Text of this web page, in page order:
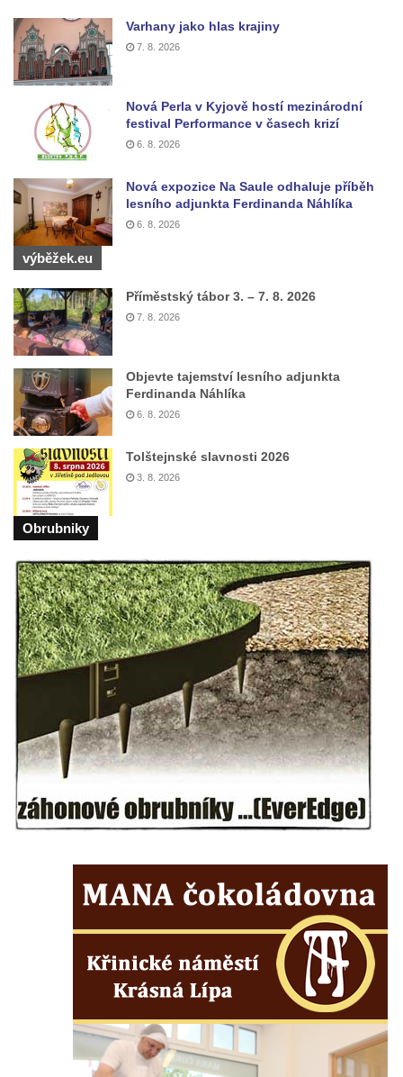
Kostel Božího Těla v Kraslicích
Kostel svaté Maří Magdalény v Karlových
Varech
Kaple Panny Marie pod hradem Přimda
Kaple Panny Marie v Kunčicích nad Labem
Hrobová kaple na hřbitově v Rychnově u
Jablonce nad Nisou
Márnice/hřbitovní kaple na hřbitově v
Rychnově u Jablonce nad Nisou
Výklenková kaple u rozcestí u domu čp. 42
Márnice na hřbitově v Krásné u Pěnčína
Výklenková kaple naproti domu čp. 34 v
Krásné u Pěnčína
Kostel svatého Josefa v Krásné u Pěnčína
Kostel Panny Marie Pomocné s Ivanitskou
poustevnou v Teplicích nad Metují
Hřbitovní kaple/márnice na hřbitově v
Teplicích nad Metují
Kostel svatého Vavřince v Teplicích nad
Metují
Hrobová kaple Johanna Nitsche na
hřbitově na Vlčí Hoře
Kaple Panny Marie Karmelské na Vlčí Hoře
Kostel svatého Bartoloměje v Teplicích
Kostel svatého Jana Křtitele na Zámeckém
náměstí v Teplicích
Chrám Povýšení svatého Kříže na
Zámeckém náměstí v Teplicích
Výklenková kaple u vodojemu v severní
části Kozel
Kaple u kostela svatého Jakuba Většího
Kostel svatého Jakuba Většího (Staršího) u
Lahovic
Kostel svatých Petra a Pavla v Želkovicích
Kaple Panny Marie Bolestné v Benešově
nad Ploučnicí
nad Ploučnicí
Hrobová kaple Mattauschů na hřbitově v
Varhany jako hlas krajiny
7. 8. 2026
Nová Perla v Kyjově hostí mezinárodní
festival Performance v časech krizí
6. 8. 2026
Nová expozice Na Saule odhaluje příběh
lesního adjunkta Ferdinanda Náhlíka
6. 8. 2026
výběžek.eu
Příměstský tábor 3. – 7. 8. 2026
7. 8. 2026
Objevte tajemství lesního adjunkta
Ferdinanda Náhlíka
6. 8. 2026
Tolštejnské slavnosti 2026
3. 8. 2026
Obrubniky